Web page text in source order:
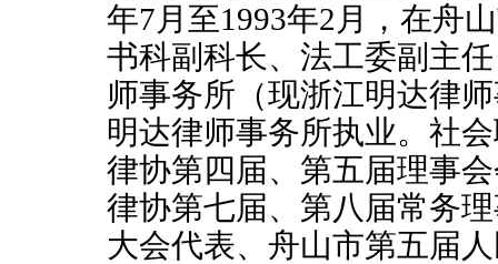
年7月至1993年2 月，在舟
书科副科长、法工委副主
师事务所（现浙江明达律
明达律师事务所执业。社
律协第四届、第五届理事
律协第七届、第八届常务
大会代表、舟山市第五届